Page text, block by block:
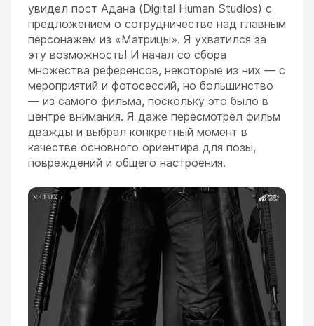
увидел пост Адана (Digital Human Studios) с
предложением о сотрудничестве над главным
персонажем из «Матрицы». Я ухватился за
эту возможность! И начал со сбора
множества референсов, некоторые из них — с
мероприятий и фотосессий, но большинство
— из самого фильма, поскольку это было в
центре внимания. Я даже пересмотрел фильм
дважды и выбрал конкретный момент в
качестве основного ориентира для позы,
повреждений и общего настроения.